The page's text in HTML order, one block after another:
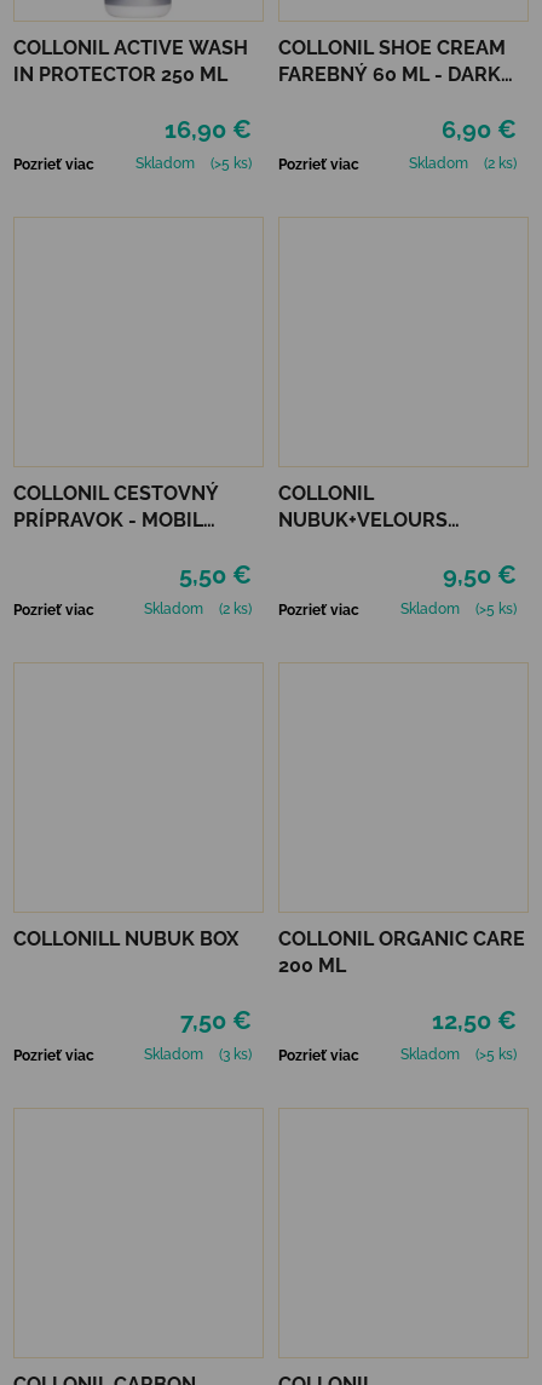
COLLONIL ACTIVE WASH
IN PROTECTOR 250 ML
16,90 €
Pozrieť viac Skladom (>5 ks)
COLLONIL SHOE CREAM
FAREBNÝ 60 ML - DARK
6,90 €
Pozrieť viac Skladom (2 ks)
COLLONIL CESTOVNÝ
PRÍPRAVOK - MOBIL
5,50 €
Pozrieť viac Skladom (2 ks)
COLLONIL
NUBUK+VELOURS
9,50 €
Pozrieť viac Skladom (>5 ks)
COLLONILL NUBUK BOX
7,50 €
Pozrieť viac Skladom (3 ks)
COLLONIL ORGANIC CARE
200 ML
12,50 €
Pozrieť viac Skladom (>5 ks)